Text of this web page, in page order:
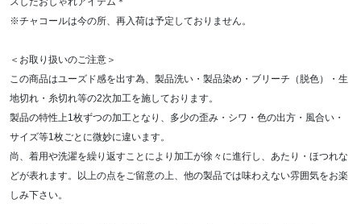
※チャコールは今の所、再入荷は予定しておりません。
＜お取り扱いのご注意＞
この商品はユーズド感を出す為、製品洗い・製品染め・ブリーチ（脱色）・生
地切れ・糸切れ等の2次加工を施しております。
製品の特性上1枚ずつの加工となり、多少の歪み・シワ・色の出方・風合い・
サイズ等1枚ごとに微妙に違います。
尚、着用や洗濯を繰り返すことにより加工が徐々に進行し、あたり・ほつれな
どが表れます。以上の点をご留意の上、他の製品では味わえない雰囲気をお楽
しみ下さい。